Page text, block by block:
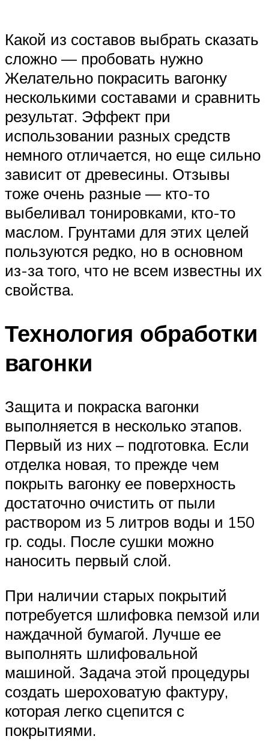
Какой из составов выбрать сказать
сложно — пробовать нужно
Желательно покрасить вагонку
несколькими составами и сравнить
результат. Эффект при
использовании разных средств
немного отличается, но еще сильно
зависит от древесины. Отзывы
тоже очень разные — кто-то
выбеливал тонировками, кто-то
маслом. Грунтами для этих целей
пользуются редко, но в основном
из-за того, что не всем известны их
свойства.
Технология обработки
вагонки
Защита и покраска вагонки
выполняется в несколько этапов.
Первый из них – подготовка. Если
отделка новая, то прежде чем
покрыть вагонку ее поверхность
достаточно очистить от пыли
раствором из 5 литров воды и 150
гр. соды. После сушки можно
наносить первый слой.
При наличии старых покрытий
потребуется шлифовка пемзой или
наждачной бумагой. Лучше ее
выполнять шлифовальной
машиной. Задача этой процедуры
создать шероховатую фактуру,
которая легко сцепится с
покрытиями.